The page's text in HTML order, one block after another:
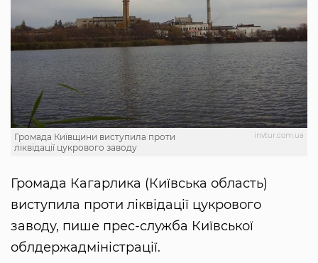
invtur.com.ua
Громада Київщини виступила проти
ліквідації цукрового заводу
Громада Кагарлика (Київська область)
виступила проти ліквідації цукрового
заводу, пише прес-служба Київської
облдержадміністрації.